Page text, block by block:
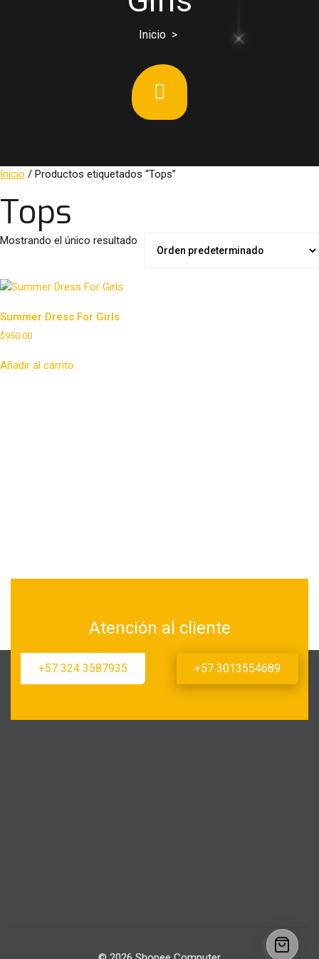
Inicio >
Inicio / Productos etiquetados “Tops”
Tops
Mostrando el único resultado
Summer Dress For Girls
$950.00
Añadir al carrito
Atención al cliente
+57 324 3587935 +57 3013554689